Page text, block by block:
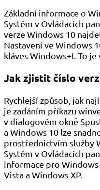
Základní informace o
Systém v Ovládacích
verze Windows 10
Nastavení ve Windows
kláves Windows+I. To je
Jak zjistit číslo
Rychlejší způsob, jak
je zadáním příkazu
v dialogovém okně
a Windows 10 lze
prostřednictvím služby
Systém v Ovládacích
informace pro
Vista a Windows XP.